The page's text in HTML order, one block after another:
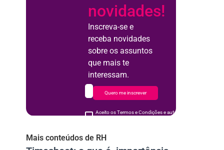
novidades!
Inscreva-se e
receba novidades
sobre os assuntos
que mais te
interessam.
Aceito os Termos e Condições e autorizo o uso de meus
Quero me inscrever
Mais conteúdos de RH